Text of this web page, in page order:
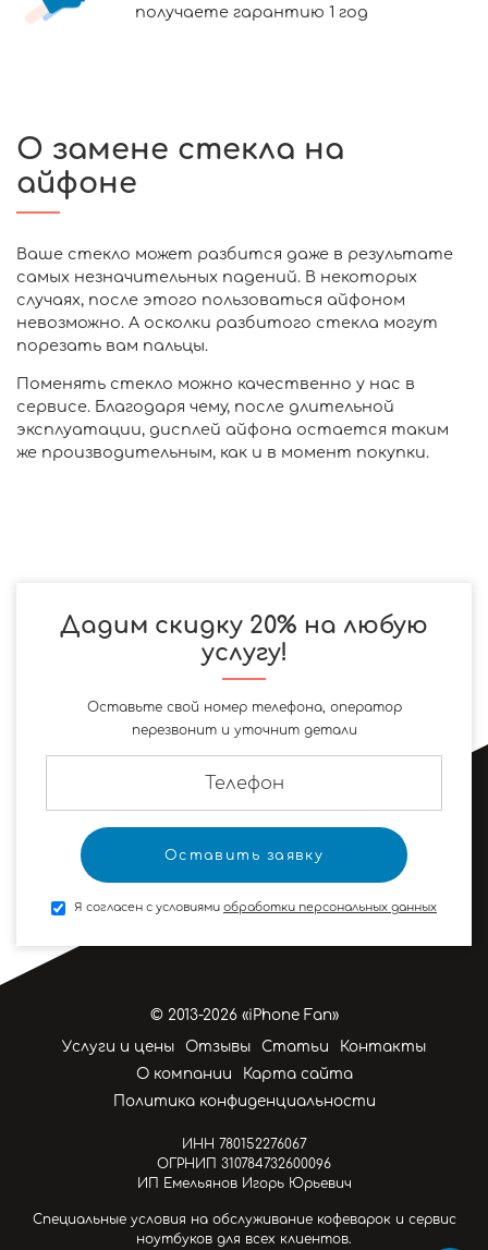
получаете гарантию 1 год
О замене стекла на
айфоне
Ваше стекло может разбится даже в результате
самых незначительных падений. В некоторых
случаях, после этого пользоваться айфоном
невозможно. А осколки разбитого стекла могут
порезать вам пальцы.
Поменять стекло можно качественно у нас в
сервисе. Благодаря чему, после длительной
эксплуатации, дисплей айфона остается таким
же производительным, как и в момент покупки.
Дадим скидку 20% на любую
услугу!
Оставьте свой номер телефона, оператор
перезвонит и уточнит детали
Я согласен с условиями обработки персональных данных
© 2013-2026 «iPhone Fan»
Услуги и цены
Отзывы Статьи
Контакты
О компании
Карта сайта
Политика конфиденциальности
ИНН 780152276067
ОГРНИП 310784732600096
ИП Емельянов Игорь Юрьевич
Специальные условия на обслуживание кофеварок и сервис
ноутбуков для всех клиентов.